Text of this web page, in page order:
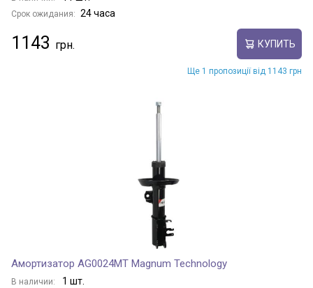
Срок ожидания: 24 часа
1143 КУПИТЬ
Ще 1 пропозиції від 1143 грн
Амортизатор AG0024MT Magnum Technology
В наличии: 1 шт.